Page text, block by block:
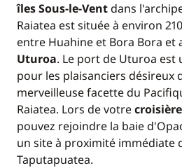
îles Sous-le-Ventdans
Raiatea est située à environ
entre Huahine et Bora Bora et
Uturoa. Le port de Uturoa est
pour les plaisanciers désireux
merveilleuse facette du
Raiatea. Lors de votre
pouvez rejoindre la baie
un site à proximité immédiate
Taputapuatea.